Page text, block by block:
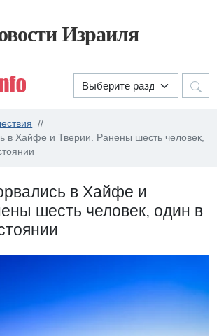
Израиля
в Хайфе и Тверии. Ранены шесть человек,
в Хайфе и
шесть человек, один в